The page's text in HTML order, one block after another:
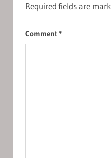
Required fields are
Comment *